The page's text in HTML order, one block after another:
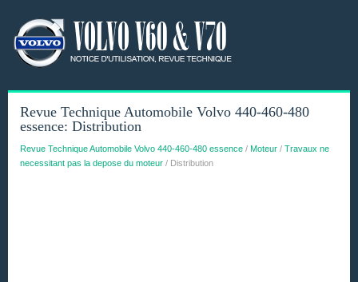
Revue Technique Automobile Volvo 440-460-480
essence: Distribution
Revue Technique Automobile Volvo 440-460-480 essence / Moteur / Travaux ne
necessitant pas la depose du moteur / Distribution